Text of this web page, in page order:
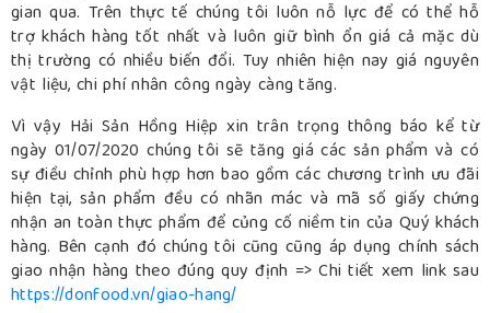
gian qua. Trên thực tế chúng tôi luôn nỗ lực để có thể hỗ
trợ khách hàng tốt nhất và luôn giữ bình ổn giá cả mặc dù
thị trường có nhiều biến đổi. Tuy nhiên hiện nay giá nguyên
vật liệu, chi phí nhân công ngày càng tăng.
Vì vậy Hải Sản Hồng Hiệp xin trân trọng thông báo kể từ
ngày 01/07/2020 chúng tôi sẽ tăng giá các sản phẩm và có
sự điều chỉnh phù hợp hơn bao gồm các chương trình ưu đãi
hiện tại, sản phẩm đều có nhãn mác và mã số giấy chứng
nhận an toàn thực phẩm để củng cố niềm tin của Quý khách
hàng. Bên cạnh đó chúng tôi cũng cũng áp dụng chính sách
giao nhận hàng theo đúng quy định => Chi tiết xem link sau
https://donfood.vn/giao-hang/